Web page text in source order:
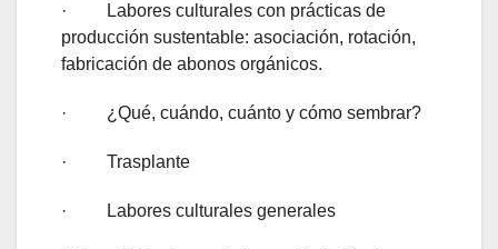
· Labores culturales con prácticas de
producción sustentable: asociación, rotación,
fabricación de abonos orgánicos.
· ¿Qué, cuándo, cuánto y cómo sembrar?
· Trasplante
· Labores culturales generales